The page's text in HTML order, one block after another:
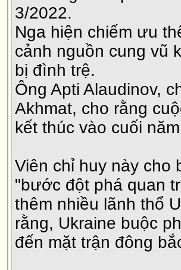
3/2022.
Nga hiện chiếm ưu
cảnh nguồn cung vũ
bị đình trệ.
Ông Apti Alaudinov,
Akhmat, cho rằng
kết thúc vào cuối
Viên chỉ huy này cho
"bước đột phá quan
thêm nhiều lãnh thổ
rằng, Ukraine buộc
đến mặt trận đông